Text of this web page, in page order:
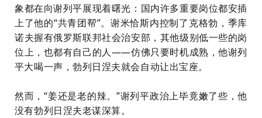
象都在向谢列平展现着曙光：国内许多重要岗位都安插
上了他的“共青团帮”。 谢米恰斯内控制了克格勃， 季库
诺夫握有俄罗斯联邦社会治安部，其他级别低一些的岗
位上，也都有自己的人——仿佛只要时机成熟，他谢列
平大喝一声，勃列日涅夫就会自动让出宝座。
然而，“姜还是老的辣。”谢列平政治上毕竟嫩了些，他
没有勃列日涅夫老谋深算。